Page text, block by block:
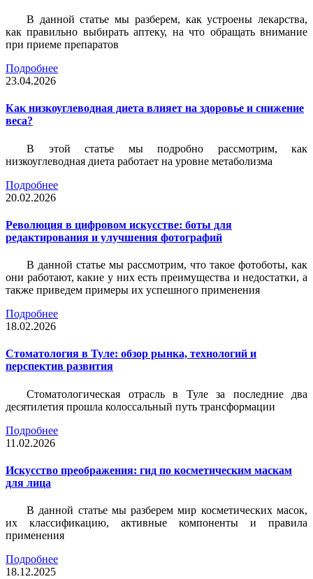
В данной статье мы разберем, как устроены лекарства,
как правильно выбирать аптеку, на что обращать внимание
при приеме препаратов
Подробнее
23.04.2026
Как низкоуглеводная диета влияет на здоровье и снижение
веса?
В этой статье мы подробно рассмотрим, как
низкоуглеводная диета работает на уровне метаболизма
Подробнее
20.02.2026
Революция в цифровом искусстве: боты для
редактирования и улучшения фотографий
В данной статье мы рассмотрим, что такое фотоботы, как
они работают, какие у них есть преимущества и недостатки, а
также приведем примеры их успешного применения
Подробнее
18.02.2026
Стоматология в Туле: обзор рынка, технологий и
перспектив развития
Стоматологическая отрасль в Туле за последние два
десятилетия прошла колоссальный путь трансформации
Подробнее
11.02.2026
Искусство преображения: гид по косметическим маскам
для лица
В данной статье мы разберем мир косметических масок,
их классификацию, активные компоненты и правила
применения
Подробнее
18.12.2025